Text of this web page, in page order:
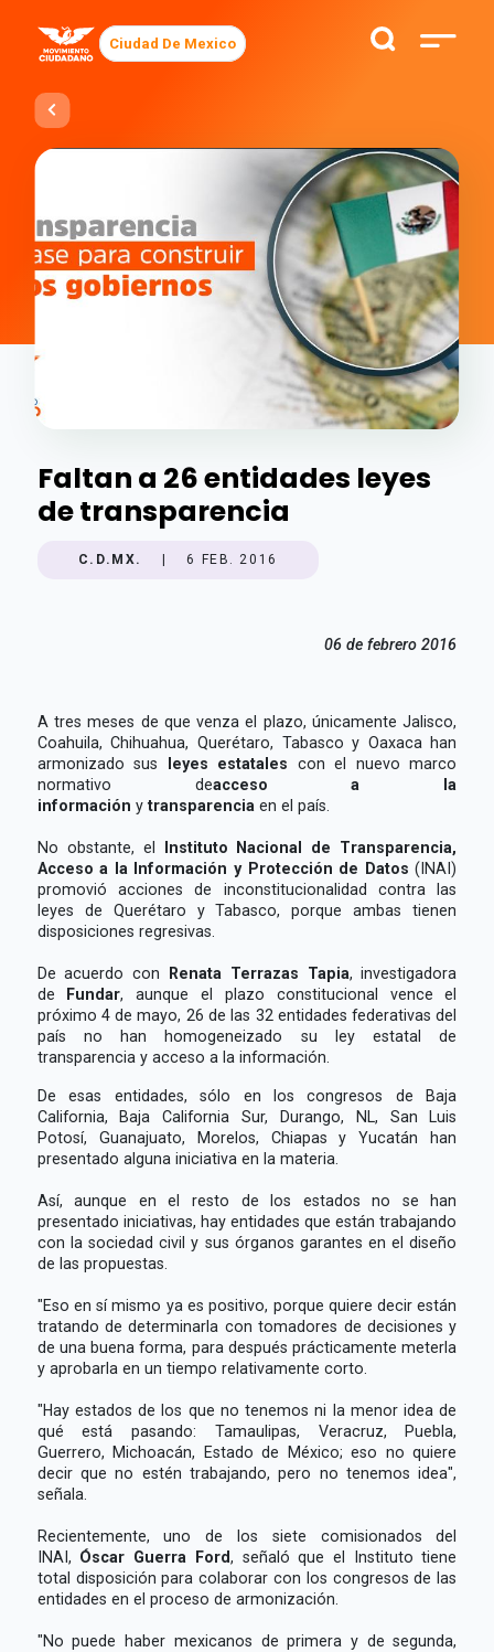
Ciudad De Mexico
Faltan a 26 entidades leyes
de transparencia
C.D.MX. 6 FEB. 2016
06 de febrero 2016
A tres meses de que venza el plazo, únicamente Jalisco,
Coahuila, Chihuahua, Querétaro, Tabasco y Oaxaca han
armonizado sus leyes estatales con el nuevo marco
normativo deacceso a la
información y transparencia en el país.
No obstante, el Instituto Nacional de Transparencia,
Acceso a la Información y Protección de Datos (INAI)
promovió acciones de inconstitucionalidad contra las
leyes de Querétaro y Tabasco, porque ambas tienen
disposiciones regresivas.
De acuerdo con Renata Terrazas Tapia, investigadora
de Fundar, aunque el plazo constitucional vence el
próximo 4 de mayo, 26 de las 32 entidades federativas del
país no han homogeneizado su ley estatal de
transparencia y acceso a la información.
De esas entidades, sólo en los congresos de Baja
California, Baja California Sur, Durango, NL, San Luis
Potosí, Guanajuato, Morelos, Chiapas y Yucatán han
presentado alguna iniciativa en la materia.
Así, aunque en el resto de los estados no se han
presentado iniciativas, hay entidades que están trabajando
con la sociedad civil y sus órganos garantes en el diseño
de las propuestas.
"Eso en sí mismo ya es positivo, porque quiere decir están
tratando de determinarla con tomadores de decisiones y
de una buena forma, para después prácticamente meterla
y aprobarla en un tiempo relativamente corto.
"Hay estados de los que no tenemos ni la menor idea de
qué está pasando: Tamaulipas, Veracruz, Puebla,
Guerrero, Michoacán, Estado de México; eso no quiere
decir que no estén trabajando, pero no tenemos idea",
señala.
Recientemente, uno de los siete comisionados del
INAI, Óscar Guerra Ford, señaló que el Instituto tiene
total disposición para colaborar con los congresos de las
entidades en el proceso de armonización.
"No puede haber mexicanos de primera y de segunda,